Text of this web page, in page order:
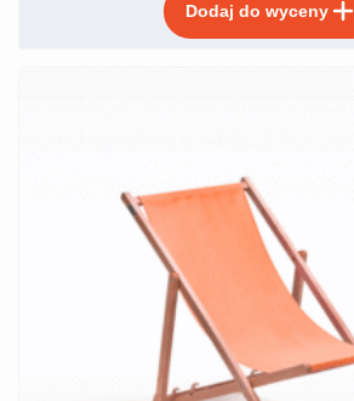
Dodaj do wyceny
produkt
ma
stronie
produktu